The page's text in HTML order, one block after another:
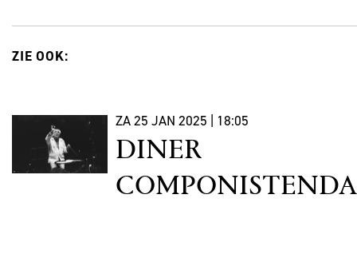
ZIE OOK:
ZA 25 JAN 2025 | 18:05
DINER